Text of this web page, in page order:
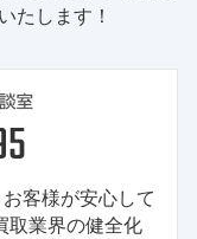
たします！
客様が安心して
取業界の健全化